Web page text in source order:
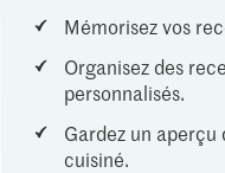
Mémorisez vos
Organisez des
personnalisés.
Gardez un aperçu
cuisiné.